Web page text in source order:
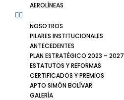
AEROLÍNEAS
NOSOTROS
PILARES INSTITUCIONALES
ANTECEDENTES
PLAN ESTRATÉGICO 2023 – 2027
ESTATUTOS Y REFORMAS
CERTIFICADOS Y PREMIOS
APTO SIMÓN BOLÍVAR
GALERÍA